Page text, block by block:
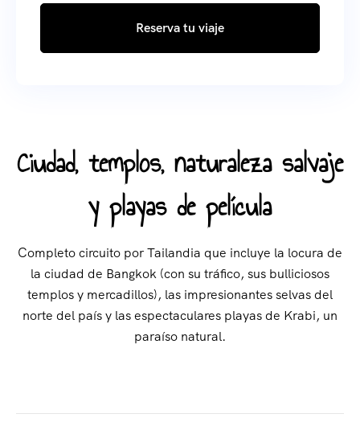
Ciudad, templos, naturaleza salvaje
y playas de película
Completo circuito por Tailandia que incluye la locura de
la ciudad de Bangkok (con su tráfico, sus bulliciosos
templos y mercadillos), las impresionantes selvas del
norte del país y las espectaculares playas de Krabi, un
paraíso natural.
Reserva tu viaje